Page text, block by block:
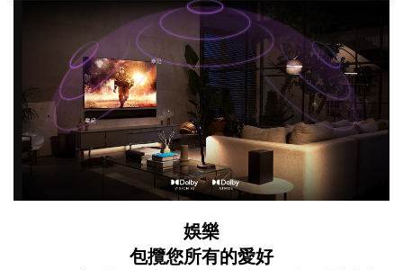
娛樂
包攬您所有的愛好